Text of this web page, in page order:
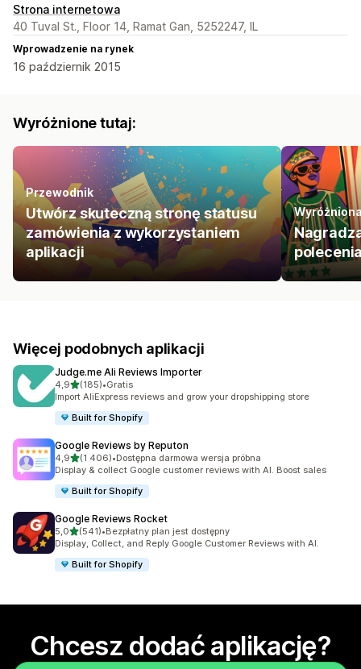
Strona internetowa
40 Tuval St., Floor 14, Ramat Gan, 5252247, IL
Wprowadzenie na rynek
16 październik 2015
Wyróżnione tutaj:
Przewodnik
Utwórz skuteczną stronę statusu
zamówienia z wykorzystaniem
aplikacji
Więcej podobnych aplikacji
Judge.me Ali Reviews Importer
4,9na 5 gwiazdek
(185)
Łączna liczba recenzji: 185
•Gratis
Import AliExpress reviews and grow your dropshipping store
Built for Shopify
Google Reviews by Reputon
4,9na 5 gwiazdek
(1 406)
Łączna liczba recenzji: 1406
•Dostępna darmowa wersja próbna
Display & collect Google customer reviews with AI. Boost sales
Built for Shopify
Google Reviews Rocket
5,0na 5 gwiazdek
(541)
Łączna liczba recenzji: 541
•Bezpłatny plan jest dostępny
Display, Collect, and Reply Google Customer Reviews with AI.
Built for Shopify
Chcesz dodać aplikację?